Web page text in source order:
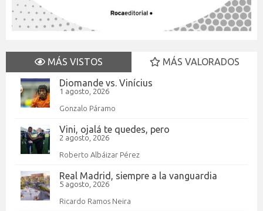
MÁS VISTOS
MÁS VALORADOS
Diomande vs. Vinícius
1 agosto, 2026
Gonzalo Páramo
Vini, ojalá te quedes, pero
2 agosto, 2026
Roberto Albáizar Pérez
Real Madrid, siempre a la vanguardia
5 agosto, 2026
Ricardo Ramos Neira